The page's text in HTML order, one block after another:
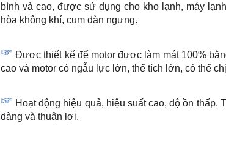
bình và cao, được sử dụng cho kho lạnh, máy
hòa không khí, cụm dàn ngưng.
Được thiết kế để motor được làm mát 100%
cao và motor có ngẫu lực lớn, thể tích lớn, có thể
Hoạt động hiệu quả, hiệu suất cao, độ ồn thấp.
dàng và thuận lợi.